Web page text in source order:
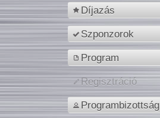
Díjazás
Szponzorok
Program
Regisztráció
Programbizottság